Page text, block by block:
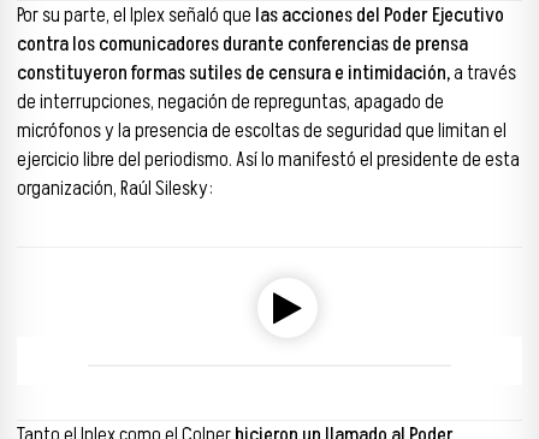
Por su parte, el Iplex señaló que las acciones del Poder Ejecutivo
contra los comunicadores durante conferencias de prensa
constituyeron formas sutiles de censura e intimidación,a través
de interrupciones, negación de repreguntas, apagado de
micrófonos y la presencia de escoltas de seguridad que limitan el
ejercicio libre del periodismo. Así lo manifestó el presidente de esta
organización, Raúl Silesky: